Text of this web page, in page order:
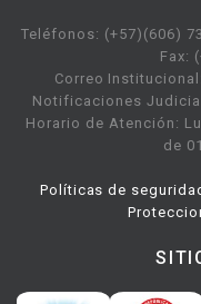
Teléfonos: (+57)(606)
Fax:
Correo
Notificaciones
Horario de Atención:
de
Políticas de